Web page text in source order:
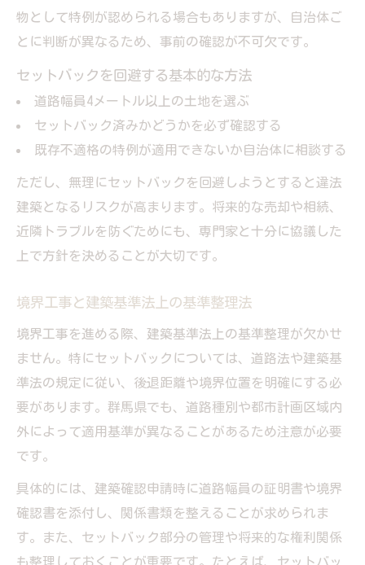
物として特例が認められる場合もありますが、自治体ご
とに判断が異なるため、事前の確認が不可欠です。
セットバックを回避する基本的な方法
道路幅員4メートル以上の土地を選ぶ
セットバック済みかどうかを必ず確認する
既存不適格の特例が適用できないか自治体に相談する
ただし、無理にセットバックを回避しようとすると違法
建築となるリスクが高まります。将来的な売却や相続、
近隣トラブルを防ぐためにも、専門家と十分に協議した
上で方針を決めることが大切です。
境界工事と建築基準法上の基準整理法
境界工事を進める際、建築基準法上の基準整理が欠かせ
ません。特にセットバックについては、道路法や建築基
準法の規定に従い、後退距離や境界位置を明確にする必
要があります。群馬県でも、道路種別や都市計画区域内
外によって適用基準が異なることがあるため注意が必要
です。
具体的には、建築確認申請時に道路幅員の証明書や境界
確認書を添付し、関係書類を整えることが求められま
す。また、セットバック部分の管理や将来的な権利関係
も整理しておくことが重要です。たとえば、セットバッ